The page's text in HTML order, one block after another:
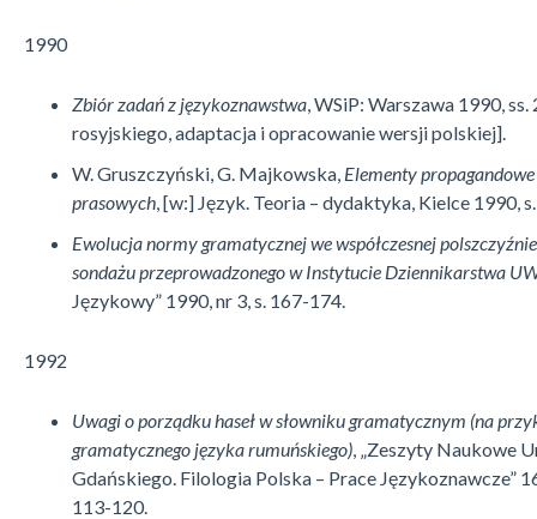
1990
Zbiór zadań z językoznawstwa , WSiP: Warszawa 1990,
rosyjskiego, ada­ptacja i opracowanie wersji polskiej].
W. Gruszczyński, G. Majkowska, Elementy
prasowych , [w:] Język. Teoria – dydaktyka, Kielce 1990,
Ewolucja normy gramatycznej we współczesnej
sondażu prze­prowadzonego w Instytucie Dziennikarstwa
Językowy” 1990, nr 3, s. 167-174.
1992
Uwagi o porządku haseł w słowniku gramatycznym (na
gramatycznego języka rumuńskiego) , „Zeszyty Naukowe
Gdańskiego. Filologia Polska – Prace Językoznawcze”
113-120.